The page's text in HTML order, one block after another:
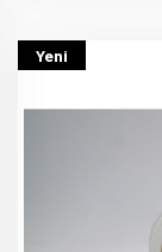
Yeni